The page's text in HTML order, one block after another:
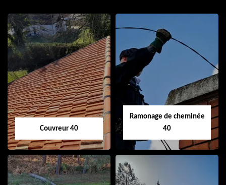
Couvreur 40
Ramonage de cheminée
40